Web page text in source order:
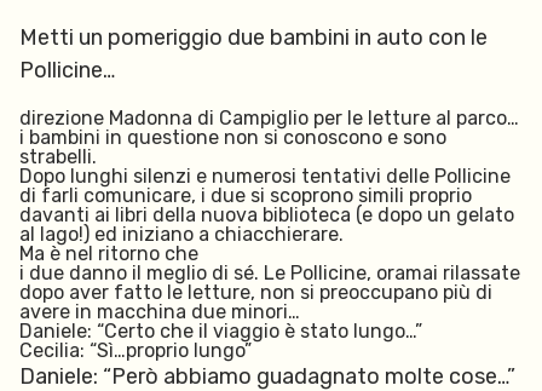
Metti un pomeriggio due bambini in auto con le
Pollicine…
direzione Madonna di Campiglio per le letture al parco…
i bambini in questione non si conoscono e sono
strabelli.
Dopo lunghi silenzi e numerosi tentativi delle Pollicine
di farli comunicare, i due si scoprono simili proprio
davanti ai libri della nuova biblioteca (e dopo un gelato
al lago!) ed iniziano a chiacchierare.
Ma è nel ritorno che
i due danno il meglio di sé. Le Pollicine, oramai rilassate
dopo aver fatto le letture, non si preoccupano più di
avere in macchina due minori…
Daniele: “Certo che il viaggio è stato lungo…”
Cecilia: “Sì…proprio lungo”
Daniele: “Però abbiamo guadagnato molte cose…”